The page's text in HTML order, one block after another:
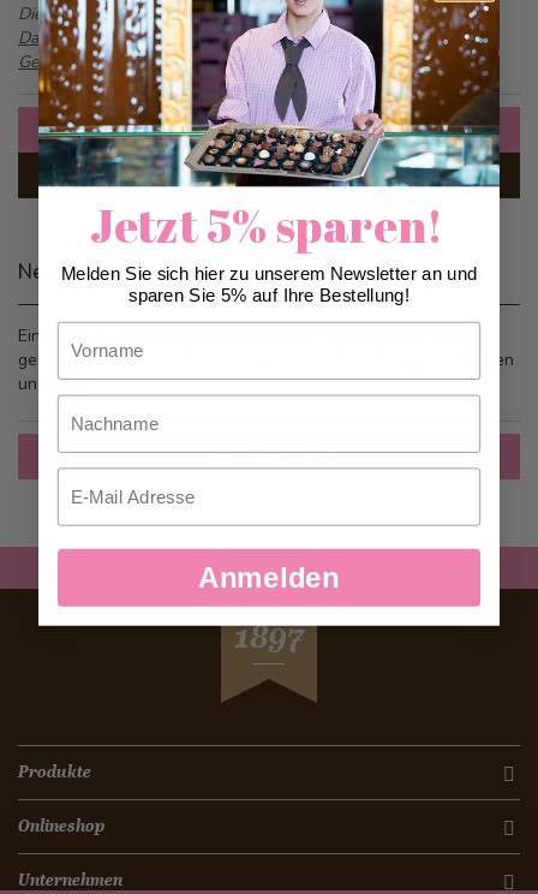
Dieses Formular ist durch reCAPTCHA geschützt -Google
Datenschutzbestimmungenund
Allgemeine
Geschäftsbedingungen
Anmelden
Passwort vergessen?
Neue Kunden
Ein Konto zu erstellen hat viele Vorteile: schneller zur Kasse
gehen, mehr als eine Adresse speichern, Bestellungen verfolgen
und mehr.
Ein Konto erstellen
SEIT
1897
Produkte
Onlineshop
Unternehmen
Jetzt 5% sparen!
Melden Sie sich hier zu unserem Newsletter an und
sparen Sie 5% auf Ihre Bestellung!
Nachname
Email
Anmelden